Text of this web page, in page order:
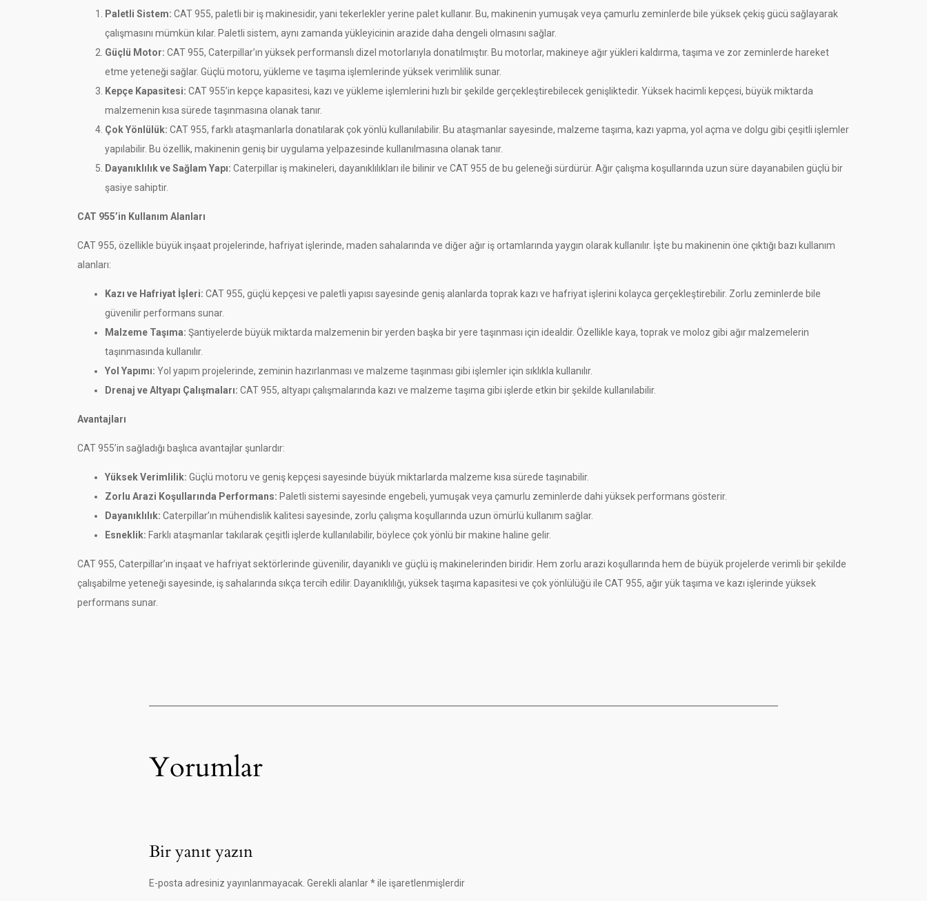
Paletli Sistem: CAT 955, paletli bir iş makinesidir, yani tekerlekler yerine palet kullanır. Bu, makinenin yumuşak veya çamurlu zeminlerde bile yüksek çekiş gücü sağlayarak
çalışmasını mümkün kılar. Paletli sistem, aynı zamanda yükleyicinin arazide daha dengeli olmasını sağlar.
Güçlü Motor: CAT 955, Caterpillar’ın yüksek performanslı dizel motorlarıyla donatılmıştır. Bu motorlar, makineye ağır yükleri kaldırma, taşıma ve zor zeminlerde hareket
etme yeteneği sağlar. Güçlü motoru, yükleme ve taşıma işlemlerinde yüksek verimlilik sunar.
Kepçe Kapasitesi: CAT 955’in kepçe kapasitesi, kazı ve yükleme işlemlerini hızlı bir şekilde gerçekleştirebilecek genişliktedir. Yüksek hacimli kepçesi, büyük miktarda
malzemenin kısa sürede taşınmasına olanak tanır.
Çok Yönlülük: CAT 955, farklı ataşmanlarla donatılarak çok yönlü kullanılabilir. Bu ataşmanlar sayesinde, malzeme taşıma, kazı yapma, yol açma ve dolgu gibi çeşitli işlemler
yapılabilir. Bu özellik, makinenin geniş bir uygulama yelpazesinde kullanılmasına olanak tanır.
Dayanıklılık ve Sağlam Yapı: Caterpillar iş makineleri, dayanıklılıkları ile bilinir ve CAT 955 de bu geleneği sürdürür. Ağır çalışma koşullarında uzun süre dayanabilen güçlü bir
şasiye sahiptir.
CAT 955’in Kullanım Alanları
CAT 955, özellikle büyük inşaat projelerinde, hafriyat işlerinde, maden sahalarında ve diğer ağır iş ortamlarında yaygın olarak kullanılır. İşte bu makinenin öne çıktığı bazı kullanım
alanları:
Kazı ve Hafriyat İşleri: CAT 955, güçlü kepçesi ve paletli yapısı sayesinde geniş alanlarda toprak kazı ve hafriyat işlerini kolayca gerçekleştirebilir. Zorlu zeminlerde bile
güvenilir performans sunar.
Malzeme Taşıma: Şantiyelerde büyük miktarda malzemenin bir yerden başka bir yere taşınması için idealdir. Özellikle kaya, toprak ve moloz gibi ağır malzemelerin
taşınmasında kullanılır.
Yol Yapımı: Yol yapım projelerinde, zeminin hazırlanması ve malzeme taşınması gibi işlemler için sıklıkla kullanılır.
Drenaj ve Altyapı Çalışmaları: CAT 955, altyapı çalışmalarında kazı ve malzeme taşıma gibi işlerde etkin bir şekilde kullanılabilir.
Avantajları
CAT 955’in sağladığı başlıca avantajlar şunlardır:
Yüksek Verimlilik: Güçlü motoru ve geniş kepçesi sayesinde büyük miktarlarda malzeme kısa sürede taşınabilir.
Zorlu Arazi Koşullarında Performans: Paletli sistemi sayesinde engebeli, yumuşak veya çamurlu zeminlerde dahi yüksek performans gösterir.
Dayanıklılık: Caterpillar’ın mühendislik kalitesi sayesinde, zorlu çalışma koşullarında uzun ömürlü kullanım sağlar.
Esneklik: Farklı ataşmanlar takılarak çeşitli işlerde kullanılabilir, böylece çok yönlü bir makine haline gelir.
CAT 955, Caterpillar’ın inşaat ve hafriyat sektörlerinde güvenilir, dayanıklı ve güçlü iş makinelerinden biridir. Hem zorlu arazi koşullarında hem de büyük projelerde verimli bir şekilde
çalışabilme yeteneği sayesinde, iş sahalarında sıkça tercih edilir. Dayanıklılığı, yüksek taşıma kapasitesi ve çok yönlülüğü ile CAT 955, ağır yük taşıma ve kazı işlerinde yüksek
performans sunar.
Yorumlar
Bir yanıt yazın
E-posta adresiniz yayınlanmayacak. Gerekli alanlar*ile işaretlenmişlerdir